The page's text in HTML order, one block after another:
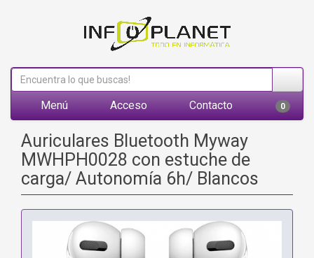
Menú Acceso Contacto 0
Auriculares Bluetooth Myway
MWHPH0028 con estuche de
carga/ Autonomía 6h/ Blancos